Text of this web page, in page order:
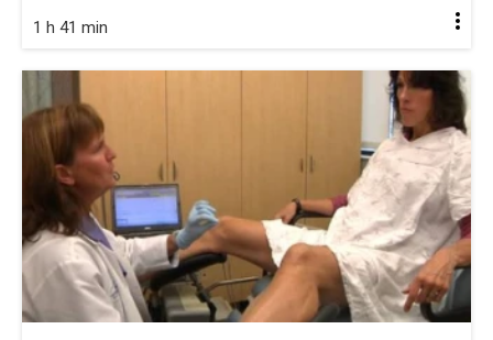
1 h 41 min